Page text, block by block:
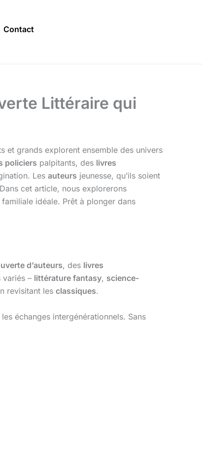
Contact
Littéraire qui
et grands explorent ensemble des univers
policiers palpitants, des livres
Les auteurs jeunesse, qu’ils soient
cet article, nous explorerons
familiale idéale. Prêt à plonger dans
d’auteurs, des livres
variés – littérature fantasy, science-
revisitant les classiques.
échanges intergénérationnels. Sans